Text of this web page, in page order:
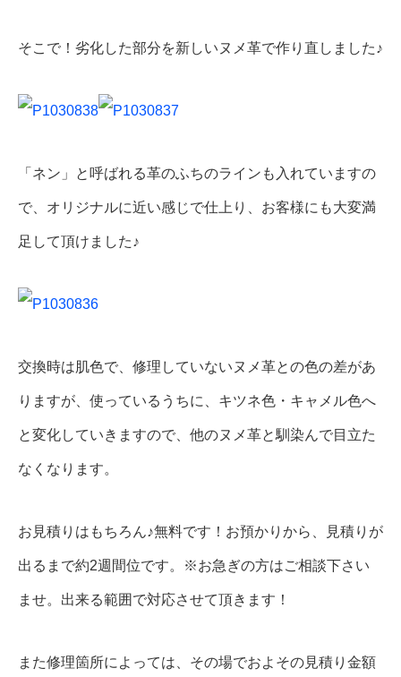
そこで！劣化した部分を新しいヌメ革で作り直しました♪
「ネン」と呼ばれる革のふちのラインも入れていますの
で、オリジナルに近い感じで仕上り、お客様にも大変満
足して頂けました♪
交換時は肌色で、修理していないヌメ革との色の差があ
りますが、使っているうちに、キツネ色・キャメル色へ
と変化していきますので、他のヌメ革と馴染んで目立た
なくなります。
お見積りはもちろん♪無料です！お預かりから、見積りが
出るまで約2週間位です。※お急ぎの方はご相談下さい
ませ。出来る範囲で対応させて頂きます！
また修理箇所によっては、その場でおよその見積り金額